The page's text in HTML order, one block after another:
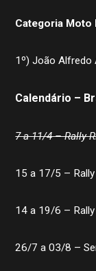
Categoria Moto
1º) João Alfredo
Calendário –
7 a 11/4 – Rally
15 a 17/5 –
14 a 19/6 –
26/7 a 03/8 –